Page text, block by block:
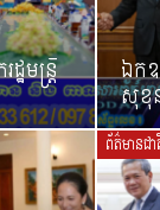
ឋមន្ត្រី ឯកឧ
សុខុន
ព័ត៌មានជ